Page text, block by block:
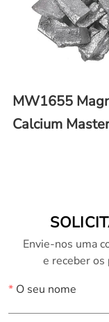
MW1655
Calcium
Envie-nos uma
e receber os
*O seu nome